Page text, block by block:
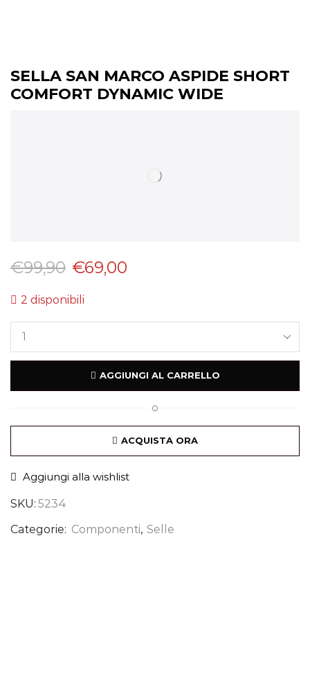
SELLA SAN MARCO ASPIDE SHORT
COMFORT DYNAMIC WIDE
€99,90 €69,00
2 disponibili
AGGIUNGI AL CARRELLO
O
ACQUISTA ORA
Aggiungi alla wishlist
SKU: 5234
Categorie: Componenti, Selle